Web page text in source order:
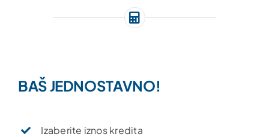
BAŠ JEDNOSTAVNO!
Izaberite iznos kredita